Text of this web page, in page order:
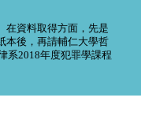
在資料取得方面，先是
本後，再請輔仁大學哲
系2018年度犯罪學課程